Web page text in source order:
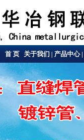
首 页 关于我们 | 产品中心|